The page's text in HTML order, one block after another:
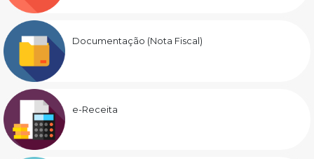
Documentação (Nota Fiscal)
e-Receita